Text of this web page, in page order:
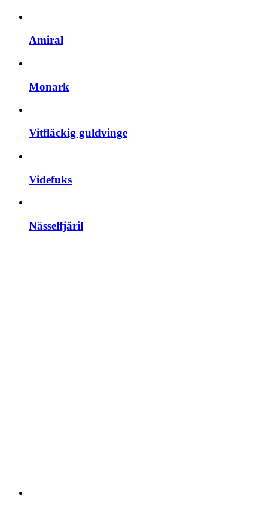
Amiral
Monark
Vitfläckig guldvinge
Videfuks
Nässelfjäril